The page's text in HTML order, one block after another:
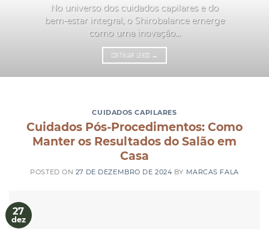
No universo dos cuidados capilares e do
bem-estar integral, o Shirobalance emerge
como uma inovação...
CONTINUAR LENDO →
CUIDADOS CAPILARES
Cuidados Pós-Procedimentos: Como
Manter os Resultados do Salão em
Casa
POSTED ON 27 DE DEZEMBRO DE 2024 BY MARCAS FALA
27
dez